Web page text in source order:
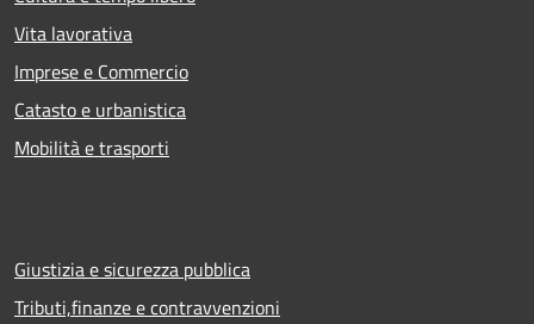
Vita lavorativa
Imprese e Commercio
Catasto e urbanistica
Mobilità e trasporti
Giustizia e sicurezza pubblica
Tributi,finanze e contravvenzioni